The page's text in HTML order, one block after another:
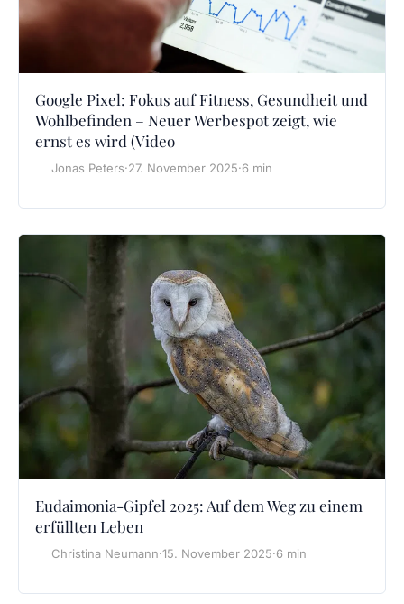
Google Pixel: Fokus auf Fitness, Gesundheit und
Wohlbefinden – Neuer Werbespot zeigt, wie
ernst es wird (Video
Jonas Peters·27. November 2025·6 min
Eudaimonia-Gipfel 2025: Auf dem Weg zu einem
erfüllten Leben
Christina Neumann·15. November 2025·6 min